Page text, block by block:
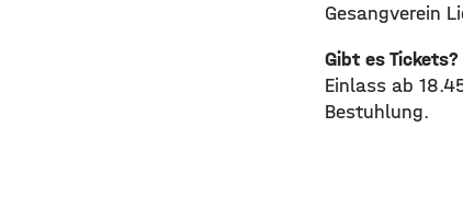
Gesangverein
Gibt es Tickets?
Einlass ab
Bestuhlung.